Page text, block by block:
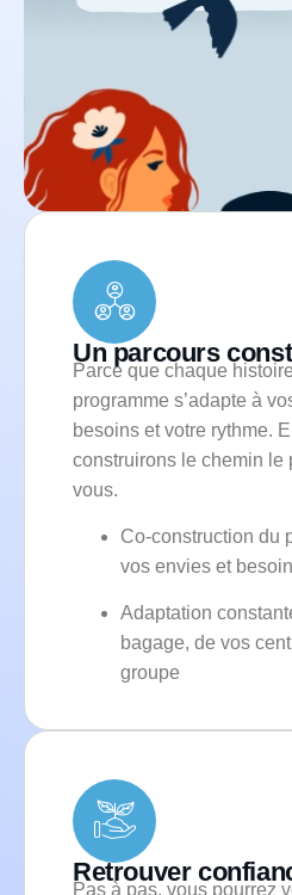
Un parcours
Parce que chaque
programme s’adapte à
besoins et votre rythme.
construirons le chemin le
vous.
Co-construction du
vos envies et besoin
Adaptation
bagage, de vos
groupe
Retrouver
Pas à pas, vous pourrez